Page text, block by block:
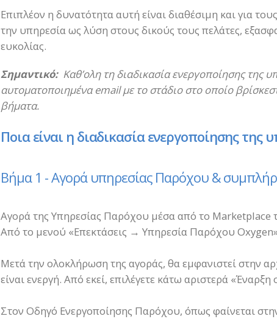
Επιπλέον η δυνατότητα αυτή είναι διαθέσιμη και για
την υπηρεσία ως λύση στους δικούς τους πελάτες,
ευκολίας.
Σημαντικό:Καθ’ολη τη διαδικασία ενεργοποίησης της
αυτοματοποιημένα email με το στάδιο στο οποίο
βήματα.
Ποια είναι η διαδικασία ενεργοποίησης της
Βήμα 1 - Αγορά υπηρεσίας Παρόχου &
Αγορά της Υπηρεσίας Παρόχου μέσα από το Marketplace
Από το μενού «Επεκτάσεις → Υπηρεσία Παρόχου
Μετά την ολοκλήρωση της αγοράς, θα εμφανιστεί στην
είναι ενεργή. Από εκεί, επιλέγετε κάτω αριστερά
Στον Οδηγό Ενεργοποίησης Παρόχου, όπως φαίνεται